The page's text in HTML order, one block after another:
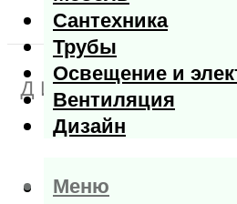
Сантехника
Трубы
Освещение и
Вентиляция
Дизайн
Меню
Меню